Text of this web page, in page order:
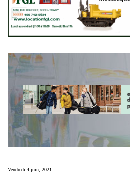
Vendredi 4 juin, 2021